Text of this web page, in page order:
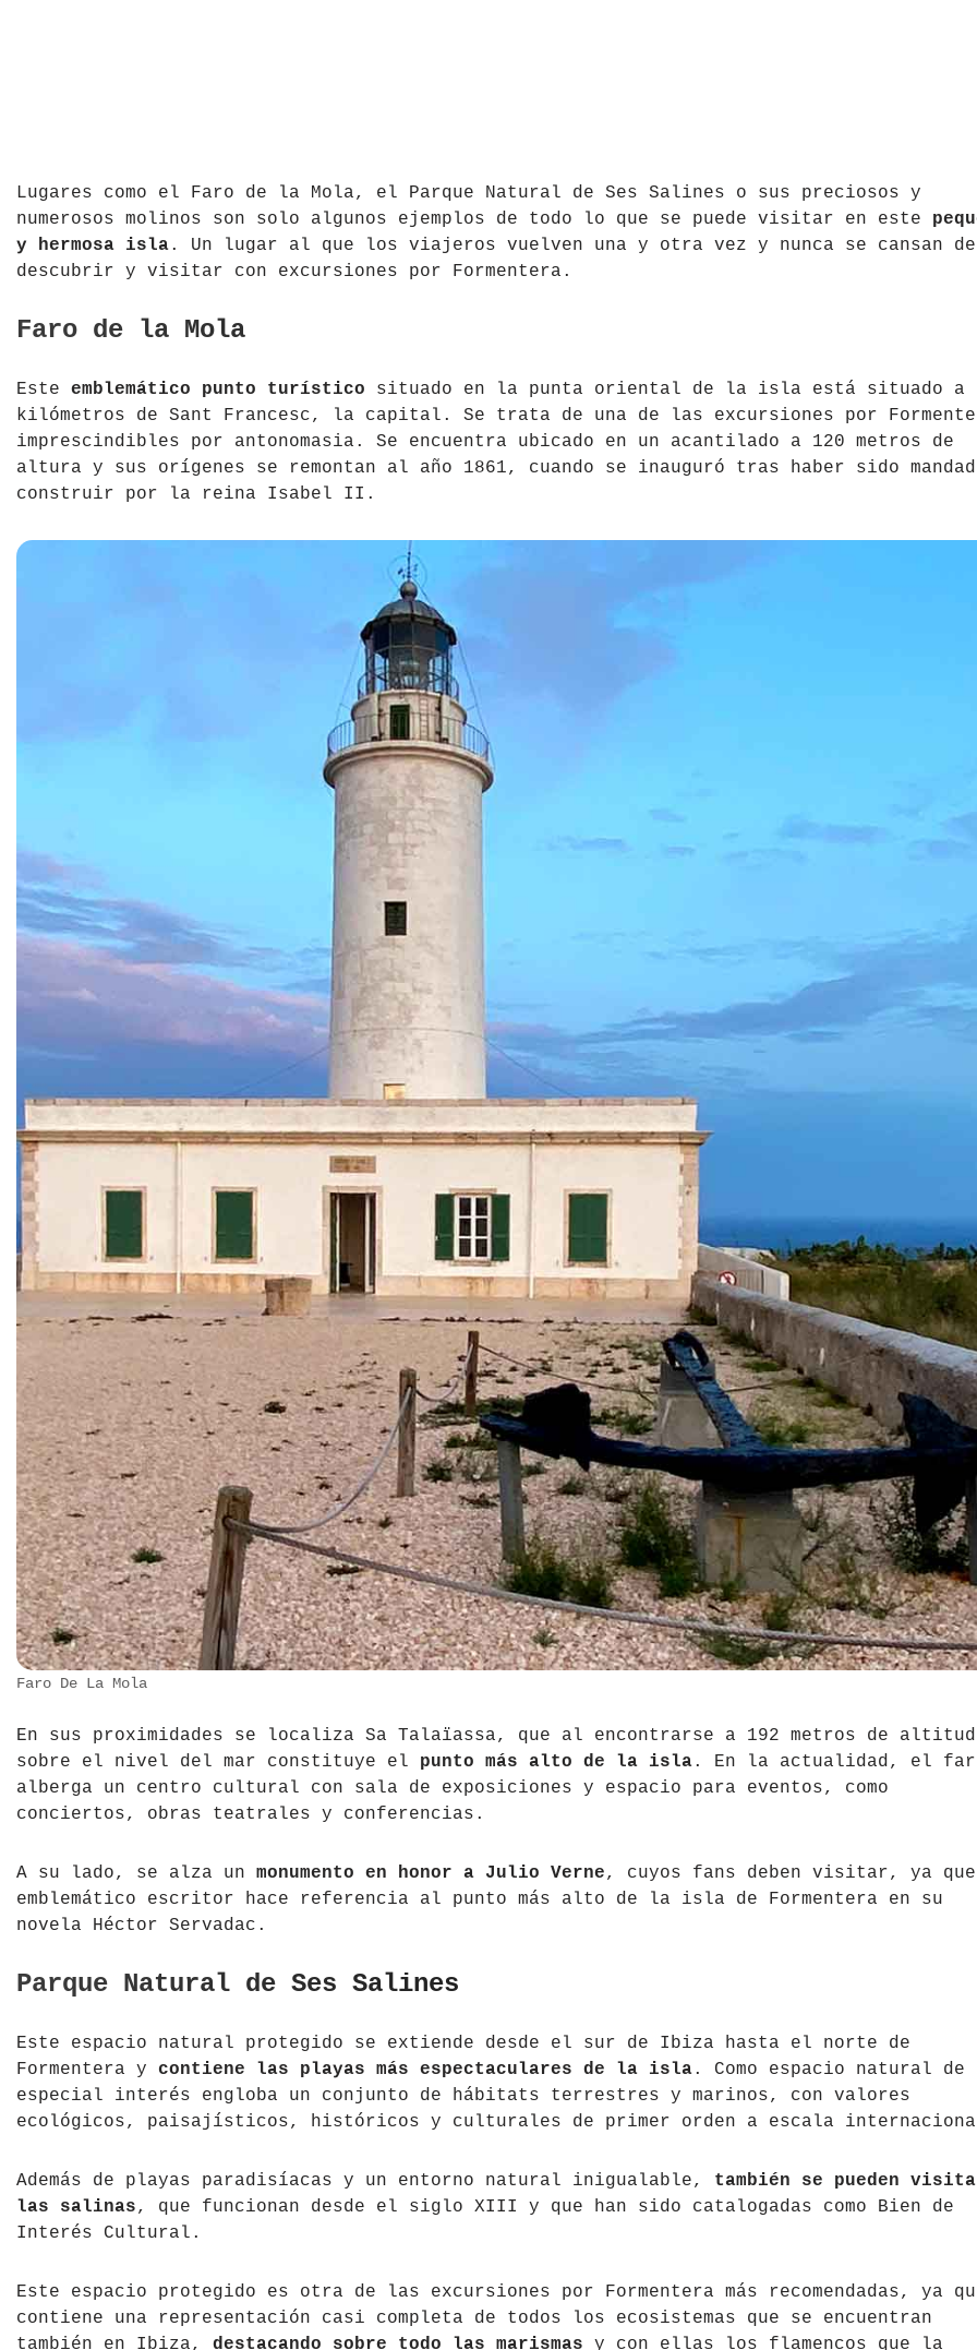
Turquía
Lugares como el Faro de la Mola, el Parque Natural de Ses Salines o sus preciosos y
numerosos molinos son solo algunos ejemplos de todo lo que se puede visitar en este
y hermosa isla. Un lugar al que los viajeros vuelven una y otra vez y nunca se cansan de
descubrir y visitar con excursiones por Formentera.
Faro de la Mola
Este emblemático punto turístico situado en la punta oriental de la isla está situado a
kilómetros de Sant Francesc, la capital. Se trata de una de las excursiones por
imprescindibles por antonomasia. Se encuentra ubicado en un acantilado a 120 metros de
altura y sus orígenes se remontan al año 1861, cuando se inauguró tras haber sido
construir por la reina Isabel II.
Faro De La Mola
En sus proximidades se localiza Sa Talaïassa, que al encontrarse a 192 metros de altitud
sobre el nivel del mar constituye el punto más alto de la isla. En la actualidad, el
alberga un centro cultural con sala de exposiciones y espacio para eventos, como
conciertos, obras teatrales y conferencias.
A su lado, se alza un monumento en honor a Julio Verne, cuyos fans deben visitar, ya
emblemático escritor hace referencia al punto más alto de la isla de Formentera en su
novela Héctor Servadac.
Parque Natural de Ses Salines
Este espacio natural protegido se extiende desde el sur de Ibiza hasta el norte de
Formentera y contiene las playas más espectaculares de la isla. Como espacio natural de
especial interés engloba un conjunto de hábitats terrestres y marinos, con valores
ecológicos, paisajísticos, históricos y culturales de primer orden a escala
Además de playas paradisíacas y un entorno natural inigualable, también se pueden
las salinas, que funcionan desde el siglo XIII y que han sido catalogadas como Bien de
Interés Cultural.
Este espacio protegido es otra de las excursiones por Formentera más recomendadas, ya
contiene una representación casi completa de todos los ecosistemas que se encuentran
también en Ibiza, destacando sobre todo las marismas y con ellas los flamencos que la